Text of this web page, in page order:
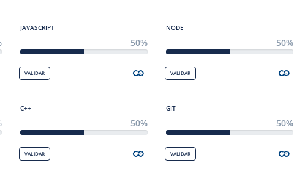
JAVASCRIPT
50%
VALIDAR
NODE
50%
VALIDAR
C++
50%
VALIDAR
GIT
50%
VALIDAR